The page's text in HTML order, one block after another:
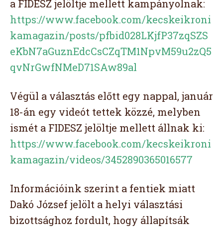
a FIDESZ jelöltje mellett kampányolnak:
https://www.facebook.com/kecskeikroni
kamagazin/posts/pfbid028LKjfP37zqSZS
eKbN7aGuznEdcCsCZqTM1NpvM59u2zQ5
qvNrGwfNMeD71SAw89al
Végül a választás előtt egy nappal, január
18-án egy videót tettek közzé, melyben
ismét a FIDESZ jelöltje mellett állnak ki:
https://www.facebook.com/kecskeikroni
kamagazin/videos/3452890365016577
Információink szerint a fentiek miatt
Dakó József jelölt a helyi választási
bizottsághoz fordult, hogy állapítsák